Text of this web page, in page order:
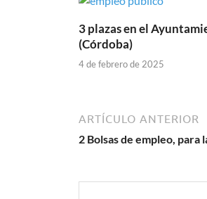
3 plazas en el
(Córdoba)
4 de febrero de 2025
ARTÍCULO ANTERIOR
2 Bolsas de empleo, para